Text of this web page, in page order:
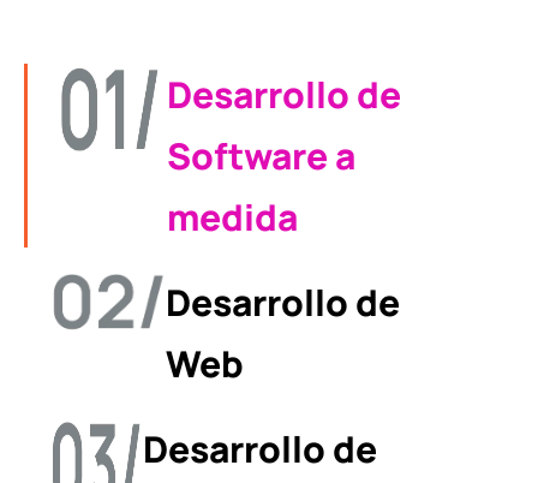
Desarrollo de
Software a
medida
Desarrollo de
Web
Desarrollo de